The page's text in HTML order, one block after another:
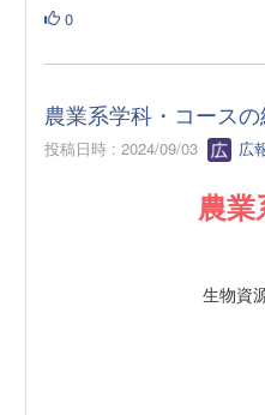
0
農業系学科・コース
投稿日時 : 2024/09/03 広
農
生物資